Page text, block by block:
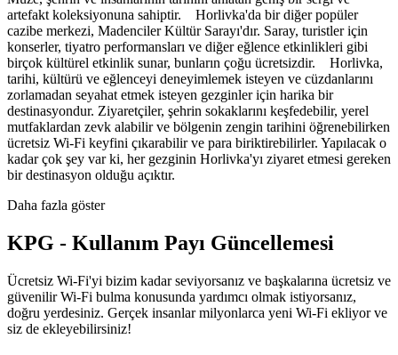
artefakt koleksiyonuna sahiptir. Horlivka'da bir diğer popüler
cazibe merkezi, Madenciler Kültür Sarayı'dır. Saray, turistler için
konserler, tiyatro performansları ve diğer eğlence etkinlikleri gibi
birçok kültürel etkinlik sunar, bunların çoğu ücretsizdir. Horlivka,
tarihi, kültürü ve eğlenceyi deneyimlemek isteyen ve cüzdanlarını
zorlamadan seyahat etmek isteyen gezginler için harika bir
destinasyondur. Ziyaretçiler, şehrin sokaklarını keşfedebilir, yerel
mutfaklardan zevk alabilir ve bölgenin zengin tarihini öğrenebilirken
ücretsiz Wi-Fi keyfini çıkarabilir ve para biriktirebilirler. Yapılacak o
kadar çok şey var ki, her gezginin Horlivka'yı ziyaret etmesi gereken
bir destinasyon olduğu açıktır.
Daha fazla göster
KPG - Kullanım Payı Güncellemesi
Ücretsiz Wi-Fi'yi bizim kadar seviyorsanız ve başkalarına ücretsiz ve
güvenilir Wi-Fi bulma konusunda yardımcı olmak istiyorsanız,
doğru yerdesiniz. Gerçek insanlar milyonlarca yeni Wi-Fi ekliyor ve
siz de ekleyebilirsiniz!